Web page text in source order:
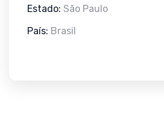
Estado: São Paulo
País: Brasil